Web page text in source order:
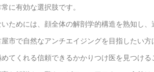
に有効な選択肢です。
ためには、顔全体の解剖学的構造を熟知し
市で自然なアンチエイジングを目指したい
てくれる信頼できるかかりつけ医を見つける